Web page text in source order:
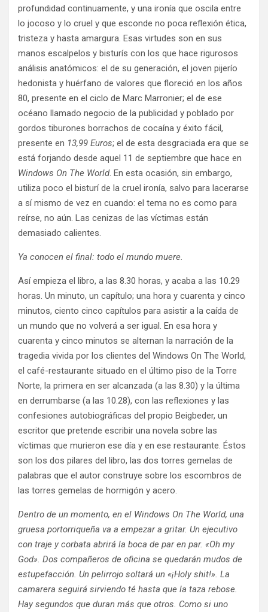
profundidad continuamente, y una ironía que oscila entre
lo jocoso y lo cruel y que esconde no poca reflexión ética,
tristeza y hasta amargura. Esas virtudes son en sus
manos escalpelos y bisturís con los que hace rigurosos
análisis anatómicos: el de su generación, el joven pijerío
hedonista y huérfano de valores que floreció en los años
80, presente en el ciclo de Marc Marronier; el de ese
océano llamado negocio de la publicidad y poblado por
gordos tiburones borrachos de cocaína y éxito fácil,
presente en 13,99 Euros; el de esta desgraciada era que se
está forjando desde aquel 11 de septiembre que hace en
Windows On The World. En esta ocasión, sin embargo,
utiliza poco el bisturí de la cruel ironía, salvo para lacerarse
a sí mismo de vez en cuando: el tema no es como para
reírse, no aún. Las cenizas de las víctimas están
demasiado calientes.
Ya conocen el final: todo el mundo muere.
Así empieza el libro, a las 8.30 horas, y acaba a las 10.29
horas. Un minuto, un capítulo; una hora y cuarenta y cinco
minutos, ciento cinco capítulos para asistir a la caída de
un mundo que no volverá a ser igual. En esa hora y
cuarenta y cinco minutos se alternan la narración de la
tragedia vivida por los clientes del Windows On The World,
el café-restaurante situado en el último piso de la Torre
Norte, la primera en ser alcanzada (a las 8.30) y la última
en derrumbarse (a las 10.28), con las reflexiones y las
confesiones autobiográficas del propio Beigbeder, un
escritor que pretende escribir una novela sobre las
víctimas que murieron ese día y en ese restaurante. Éstos
son los dos pilares del libro, las dos torres gemelas de
palabras que el autor construye sobre los escombros de
las torres gemelas de hormigón y acero.
Dentro de un momento, en el Windows On The World, una
gruesa portorriqueña va a empezar a gritar. Un ejecutivo
con traje y corbata abrirá la boca de par en par. «Oh my
God». Dos compañeros de oficina se quedarán mudos de
estupefacción. Un pelirrojo soltará un «¡Holy shit!». La
camarera seguirá sirviendo té hasta que la taza rebose.
Hay segundos que duran más que otros. Como si uno